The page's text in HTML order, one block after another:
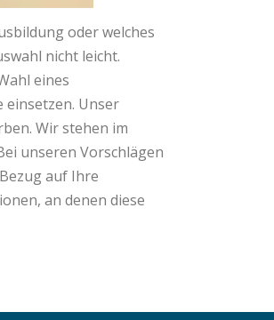
oder welches
nicht leicht.
eines
einsetzen. Unser
Wir stehen im
unseren Vorschlägen
auf Ihre
an denen diese